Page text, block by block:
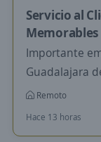
Servicio al
Memorables
Importante
Guadalajara
Remoto
Hace 13 horas